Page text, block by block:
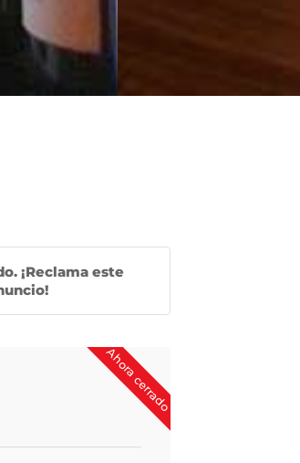
¡Reclama este
Ahora cerrado